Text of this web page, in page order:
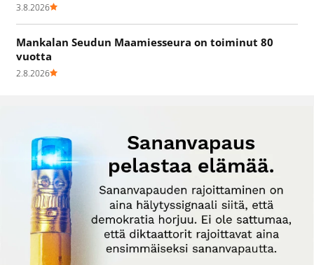
3.8.2026
Mankalan Seudun Maamiesseura on toiminut 80
vuotta
2.8.2026